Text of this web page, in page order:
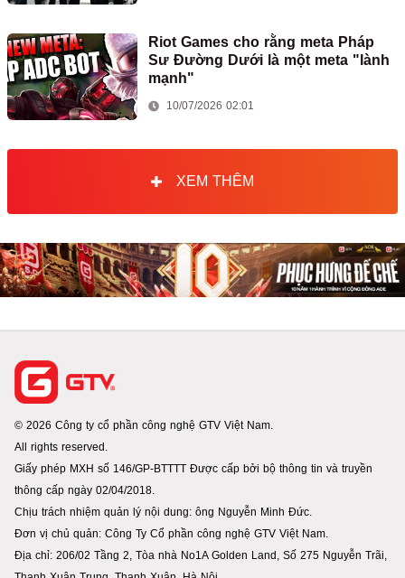
Riot Games cho rằng meta Pháp
Sư Đường Dưới là một meta "lành
mạnh"
10/07/2026 02:01
XEM THÊM
© 2026 Công ty cổ phần công nghệ GTV Việt Nam.
All rights reserved.
Giấy phép MXH số 146/GP-BTTTT Được cấp bởi bộ thông tin và truyền
thông cấp ngày 02/04/2018.
Chịu trách nhiệm quản lý nội dung: ông Nguyễn Minh Đức.
Đơn vị chủ quản: Công Ty Cổ phần công nghệ GTV Việt Nam.
Địa chỉ: 206/02 Tầng 2, Tòa nhà No1A Golden Land, Số 275 Nguyễn Trãi,